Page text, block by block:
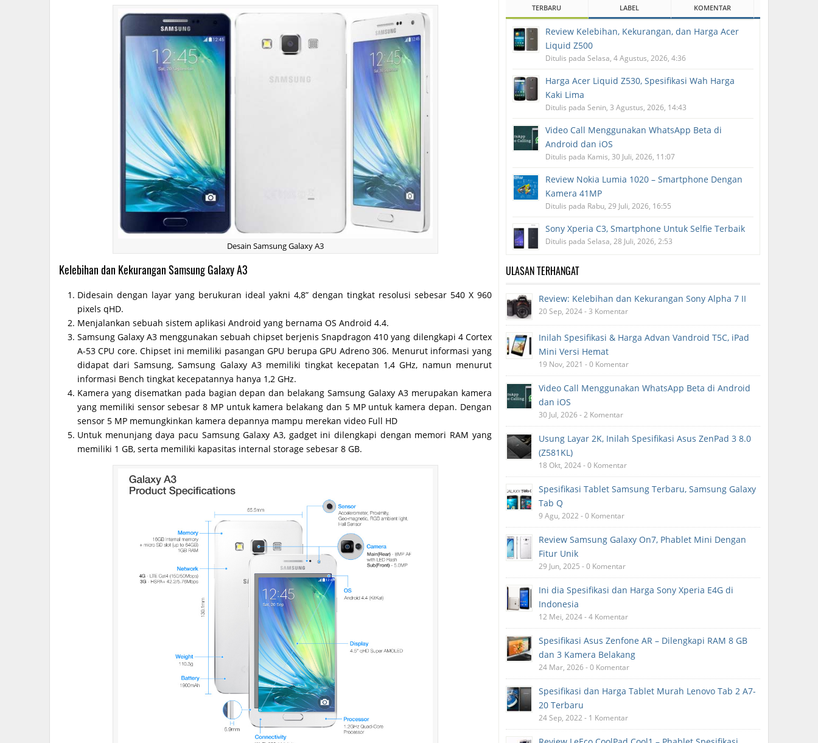
Desain Samsung Galaxy A3
Kelebihan dan Kekurangan Samsung Galaxy A3
Didesain dengan layar yang berukuran ideal yakni 4,8” dengan tingkat resolusi sebesar 540 X 960
pixels qHD.
Menjalankan sebuah sistem aplikasi Android yang bernama OS Android 4.4.
Samsung Galaxy A3 menggunakan sebuah chipset berjenis Snapdragon 410 yang dilengkapi 4 Cortex
A-53 CPU core. Chipset ini memiliki pasangan GPU berupa GPU Adreno 306. Menurut informasi yang
didapat dari Samsung, Samsung Galaxy A3 memiliki tingkat kecepatan 1,4 GHz, namun menurut
informasi Bench tingkat kecepatannya hanya 1,2 GHz.
Kamera yang disematkan pada bagian depan dan belakang Samsung Galaxy A3 merupakan kamera
yang memiliki sensor sebesar 8 MP untuk kamera belakang dan 5 MP untuk kamera depan. Dengan
sensor 5 MP memungkinkan kamera depannya mampu merekan video Full HD
Untuk menunjang daya pacu Samsung Galaxy A3, gadget ini dilengkapi dengan memori RAM yang
memiliki 1 GB, serta memiliki kapasitas internal storage sebesar 8 GB.
TERBARU LABEL KOMENTAR
Review Kelebihan, Kekurangan, dan Harga Acer
Liquid Z500
Ditulis pada Selasa, 4 Agustus, 2026, 4:36
Harga Acer Liquid Z530, Spesifikasi Wah Harga
Kaki Lima
Ditulis pada Senin, 3 Agustus, 2026, 14:43
Video Call Menggunakan WhatsApp Beta di
Android dan iOS
Ditulis pada Kamis, 30 Juli, 2026, 11:07
Review Nokia Lumia 1020 – Smartphone Dengan
Kamera 41MP
Ditulis pada Rabu, 29 Juli, 2026, 16:55
Sony Xperia C3, Smartphone Untuk Selfie Terbaik
Ditulis pada Selasa, 28 Juli, 2026, 2:53
ULASAN TERHANGAT
Review: Kelebihan dan Kekurangan Sony Alpha 7 II
20 Sep, 2024 - 3 Komentar
Inilah Spesifikasi & Harga Advan Vandroid T5C, iPad
Mini Versi Hemat
19 Nov, 2021 - 0 Komentar
Video Call Menggunakan WhatsApp Beta di Android
dan iOS
30 Jul, 2026 - 2 Komentar
Usung Layar 2K, Inilah Spesifikasi Asus ZenPad 3 8.0
(Z581KL)
18 Okt, 2024 - 0 Komentar
Spesifikasi Tablet Samsung Terbaru, Samsung Galaxy
Tab Q
9 Agu, 2022 - 0 Komentar
Review Samsung Galaxy On7, Phablet Mini Dengan
Fitur Unik
29 Jun, 2025 - 0 Komentar
Ini dia Spesifikasi dan Harga Sony Xperia E4G di
Indonesia
12 Mei, 2024 - 4 Komentar
Spesifikasi Asus Zenfone AR – Dilengkapi RAM 8 GB
dan 3 Kamera Belakang
24 Mar, 2026 - 0 Komentar
Spesifikasi dan Harga Tablet Murah Lenovo Tab 2 A7-
20 Terbaru
24 Sep, 2022 - 1 Komentar